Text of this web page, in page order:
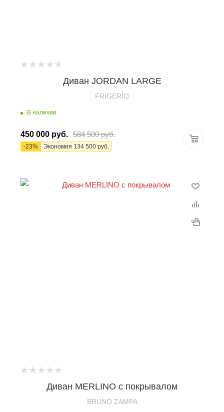
Диван JORDAN LARGE
FRIGERIO
В наличии
450 000 руб. 584 500руб.
-23% Экономия 134 500 руб.
Диван MERLINO с покрывалом
BRUNO ZAMPA